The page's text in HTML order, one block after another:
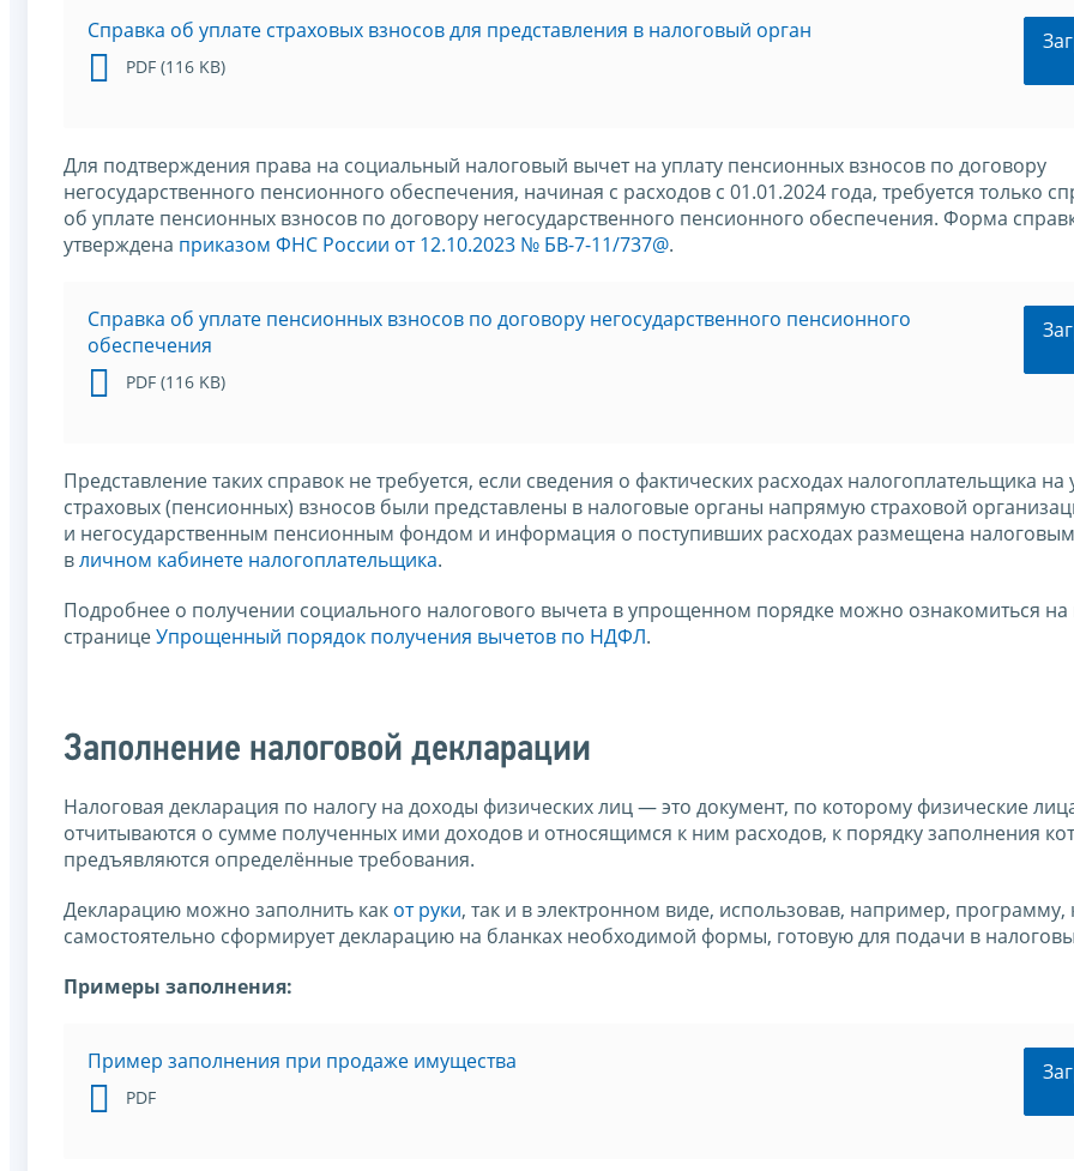
Cправка об уплате страховых взносов для представления в налоговый орган
PDF (116 KB)
Для подтверждения права на социальный налоговый вычет на уплату пенсионных взносов по договору
негосударственного пенсионного обеспечения, начиная с расходов с 01.01.2024 года, требуется только
об уплате пенсионных взносов по договору негосударственного пенсионного обеспечения. Форма
утверждена приказом ФНС России от 12.10.2023 № БВ-7-11/737@.
Cправка об уплате пенсионных взносов по договору негосударственного пенсионного
обеспечения
PDF (116 KB)
Представление таких справок не требуется, если сведения о фактических расходах налогоплательщика на
страховых (пенсионных) взносов были представлены в налоговые органы напрямую страховой
и негосударственным пенсионным фондом и информация о поступивших расходах размещена
вличном кабинете налогоплательщика.
Подробнее о получении социального налогового вычета в упрощенном порядке можно ознакомиться
страницеУпрощенный порядок получения вычетов по НДФЛ.
Заполнение налоговой декларации
Налоговая декларация по налогу на доходы физических лиц — это документ, по которому физические
отчитываются о сумме полученных ими доходов и относящимся к ним расходов, к порядку заполнения
предъявляются определённые требования.
Декларацию можно заполнить как от руки, так и в электронном виде, использовав, например, программу,
самостоятельно сформирует декларацию на бланках необходимой формы, готовую для подачи в
Примеры заполнения:
Пример заполнения при продаже имущества
PDF